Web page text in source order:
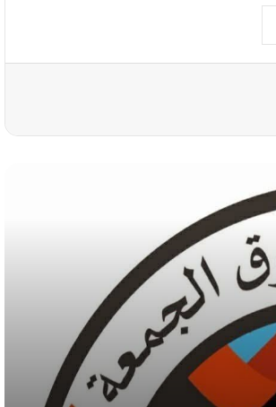
والمستشفيات بالديزل و«البريقة» تبدأ التنفيذ
في حملة ميدانية واسعة
مركز الأرصاد الجوية يحذر من ذروة موجة
حارة و رطوبة عالية بمنتصف الأسبوع
الطرابلسي يطالب الدبيبة بـ”فرض السيطرة
بالقوة” ويكشف ثغرات أمنية في ملف
تهريب الوقود